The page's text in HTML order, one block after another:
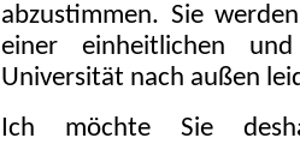
abzustimmen. Sie
einer einheitlichen
Universität nach außen
Ich möchte Sie